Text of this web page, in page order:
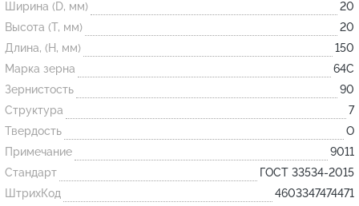
Огнеупорные
изделия
Скачать каталог
Тигель
Муфель
Черпак
Шербер
Ширина (D, мм)
20
Высота (T, мм)
20
Длина, (H, мм)
150
Марка зерна
64С
Зернистость
90
Структура
7
Твердость
O
Примечание
9011
Стандарт
ГОСТ 33534-2015
ШтрихКод
4603347474471